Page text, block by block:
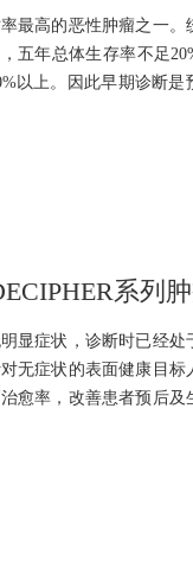
最高的恶性肿瘤之一。
五年总体生存率不足
以上。因此早期诊断是
。基于液体活检的肿瘤
领域最火热的研究探索
显症状，诊断时已经处
无症状的表面健康目标
愈率，改善患者预后及
纷纷布局基于液体活检
法更是百花齐放：检